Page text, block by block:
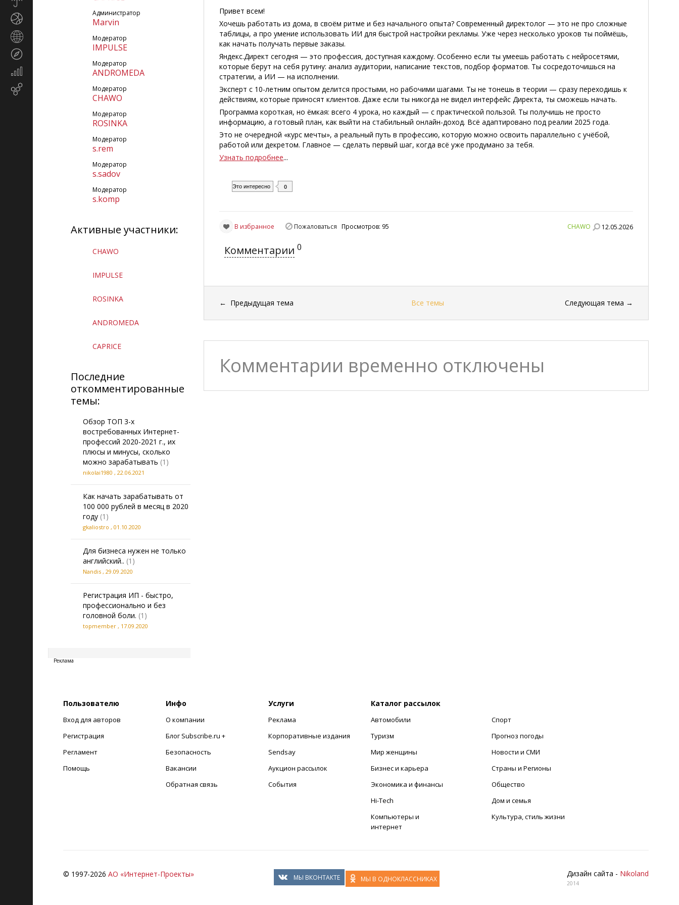
Администратор
Marvin
Модератор
IMPULSE
Модератор
ANDROMEDA
Модератор
CHAWO
Модератор
ROSINKA
Модератор
s.rem
Модератор
s.sadov
Модератор
s.komp
Активные участники:
CHAWO
IMPULSE
ROSINKA
ANDROMEDA
CAPRICE
Последние
откомментированные
темы:
Обзор ТОП 3-х
востребованных Интернет-
профессий 2020-2021 г., их
плюсы и минусы, сколько
можно зарабатывать (1)
nikolai1980 , 22.06.2021
Как начать зарабатывать от
100 000 рублей в месяц в 2020
году (1)
gkaliostro , 01.10.2020
Для бизнеса нужен не только
английский.. (1)
Nandis , 29.09.2020
Регистрация ИП - быстро,
профессионально и без
головной боли. (1)
topmember , 17.09.2020
Реклама
Привет всем!
Хочешь работать из дома, в своём ритме и без начального опыта? Современный директолог — это не про сложные
таблицы, а про умение использовать ИИ для быстрой настройки рекламы. Уже через несколько уроков ты поймёшь,
как начать получать первые заказы.
Яндекс.Директ сегодня — это профессия, доступная каждому. Особенно если ты умеешь работать с нейросетями,
которые берут на себя рутину: анализ аудитории, написание текстов, подбор форматов. Ты сосредоточишься на
стратегии, а ИИ — на исполнении.
Эксперт с 10-летним опытом делится простыми, но рабочими шагами. Ты не тонешь в теории — сразу переходишь к
действиям, которые приносят клиентов. Даже если ты никогда не видел интерфейс Директа, ты сможешь начать.
Программа короткая, но ёмкая: всего 4 урока, но каждый — с практической пользой. Ты получишь не просто
информацию, а готовый план, как выйти на стабильный онлайн-доход. Всё адаптировано под реалии 2025 года.
Это не очередной «курс мечты», а реальный путь в профессию, которую можно освоить параллельно с учёбой,
работой или декретом. Главное — сделать первый шаг, когда всё уже продумано за тебя.
Узнать подробнее...
Это интересно 0
CHAWO 12.05.2026
В избранное Пожаловаться Просмотров: 95
Комментарии 0
← Предыдущая тема Все темы Следующая тема →
Комментарии временно отключены
Пользователю
Вход для авторов
Регистрация
Регламент
Помощь
Инфо
О компании
Блог Subscribe.ru +
Безопасность
Вакансии
Обратная связь
Услуги
Реклама
Корпоративные издания
Sendsay
Аукцион рассылок
События
Каталог рассылок
Автомобили
Туризм
Мир женщины
Бизнес и карьера
Экономика и финансы
Hi-Tech
Компьютеры и
интернет
Спорт
Прогноз погоды
Новости и СМИ
Страны и Регионы
Общество
Дом и семья
Культура, стиль жизни
© 1997-2026 АО «Интернет-Проекты» Дизайн сайта - Nikoland
2014
МЫ ВКОНТАКТЕ МЫ В ОДНОКЛАССНИКАХ